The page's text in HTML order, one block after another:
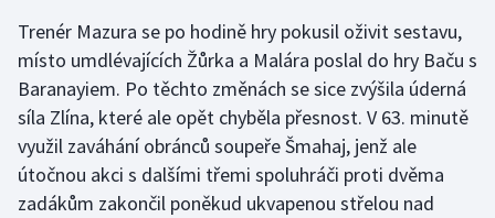
Ragby
Rychlobruslení
Rychlostní kanoistika
Short track
Trenér Mazura se po hodině hry pokusil oživit sestavu,
místo umdlévajících Žůrka a Malára poslal do hry Baču s
Baranayiem. Po těchto změnách se sice zvýšila úderná
síla Zlína, které ale opět chyběla přesnost. V 63. minutě
využil zaváhání obránců soupeře Šmahaj, jenž ale
útočnou akci s dalšími třemi spoluhráči proti dvěma
zadákům zakončil poněkud ukvapenou střelou nad